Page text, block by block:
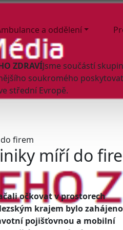
a oddělení
ZDRAVÍJsme součástí
soukromého
střední Evropě.
firem
míří do
očkovat v prostorech
krajem bylo zahájeno
pojišťovnou a mobilní